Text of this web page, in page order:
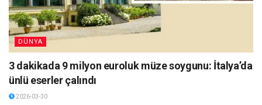
DÜNYA
3 dakikada 9 milyon euroluk müze soygunu: İtalya’da
ünlü eserler çalındı
2026-03-30